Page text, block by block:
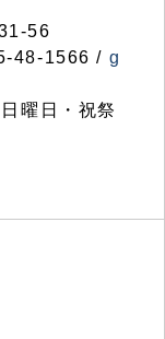
56
48-1566 / g
曜日・祝祭